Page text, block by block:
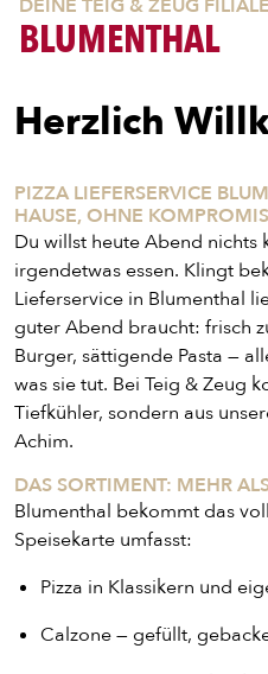
DEINE TEIG & ZEUG FILIALE
BLUMENTHAL
Herzlich
PIZZA LIEFERSERVICE
HAUSE, OHNE
Du willst heute Abend nichts
irgendetwas essen. Klingt
Lieferservice in Blumenthal
guter Abend braucht: frisch
Burger, sättigende Pasta —
was sie tut. Bei Teig & Zeug
Tiefkühler, sondern aus
Achim.
DAS SORTIMENT: MEHR
Blumenthal bekommt das
Speisekarte umfasst:
Pizza in Klassikern und
Calzone — gefüllt,